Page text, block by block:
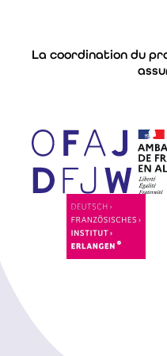
La coordination du